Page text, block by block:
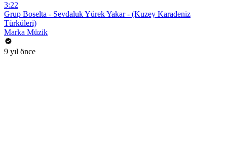
3:22
Grup Boselta - Sevdaluk Yürek Yakar - (Kuzey Karadeniz
Türküleri)
Marka Müzik
9 yıl önce